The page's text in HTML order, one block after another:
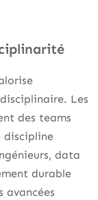
Les
des teams
discipline
data
durable
avancées